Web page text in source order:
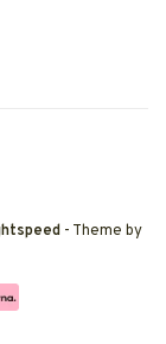
- Theme by